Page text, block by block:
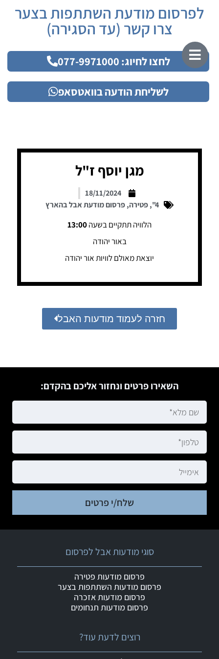
לפרסום מודעת השתתפות בצער
צרו קשר (עד הסגירה)
לחצו לחיוג: 077-9971000
לשליחת הודעה בוואטסאפ
מגן יוסף ז"ל
18/11/2024
4"
,פטירה,פרסום מודעת אבל בהארץ
הלוויה תתקיים בשעה13:00
באור יהודה
יוצאת מאולם לוויות אור יהודה
חזרה לעמוד מודעות האבל
השאירו פרטים ונחזור אליכם בהקדם:
שלח/י פרטים
רוצים לדעת עוד?
סוגי מודעות אבל לפרסום
פרסום מודעות פטירה
פרסום מודעות השתתפות בצער
פרסום מודעות אזכרה
פרסום מודעות תנחומים